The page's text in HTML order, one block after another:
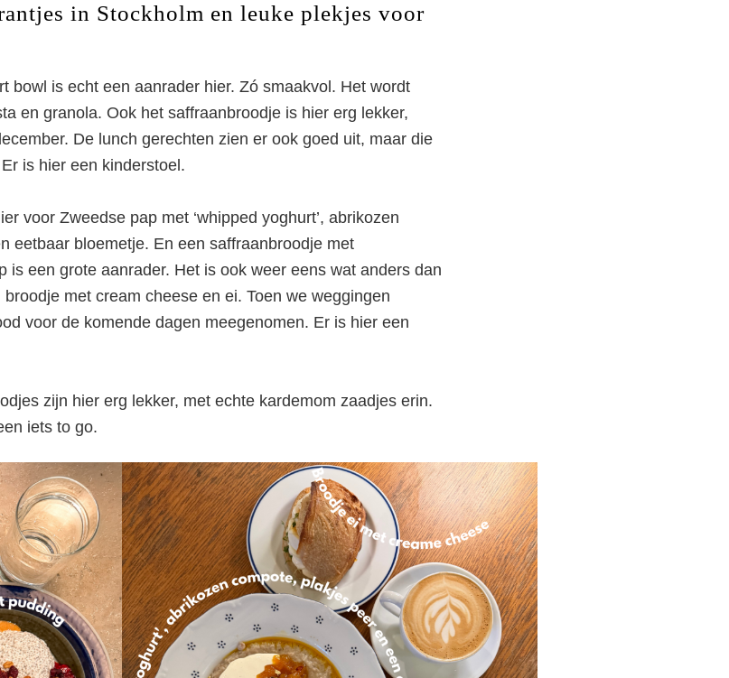
in Stockholm en leuke plekjes voor
bowl is echt een aanrader hier. Zó smaakvol. Het wordt
en granola. Ook het saffraanbroodje is hier erg lekker,
De lunch gerechten zien er ook goed uit, maar die
is hier een kinderstoel.
voor Zweedse pap met ‘whipped yoghurt’, abrikozen
eetbaar bloemetje. En een saffraanbroodje met
is een grote aanrader. Het is ook weer eens wat anders dan
met cream cheese en ei. Toen we weggingen
voor de komende dagen meegenomen. Er is hier een
zijn hier erg lekker, met echte kardemom zaadjes erin.
iets to go.